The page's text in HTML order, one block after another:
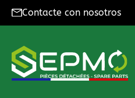
Contacte con nosotros